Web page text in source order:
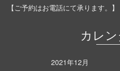
【ご予約はお電話にて承ります。】
カレ
2021年12月